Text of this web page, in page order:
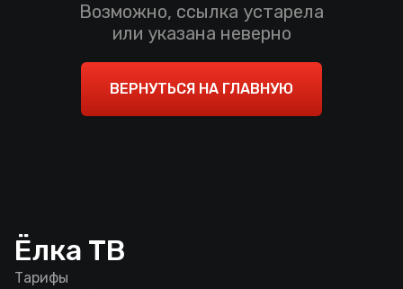
Возможно, ссылка устарела
или указана неверно
ВЕРНУТЬСЯ НА ГЛАВНУЮ
Ёлка ТВ
Тарифы